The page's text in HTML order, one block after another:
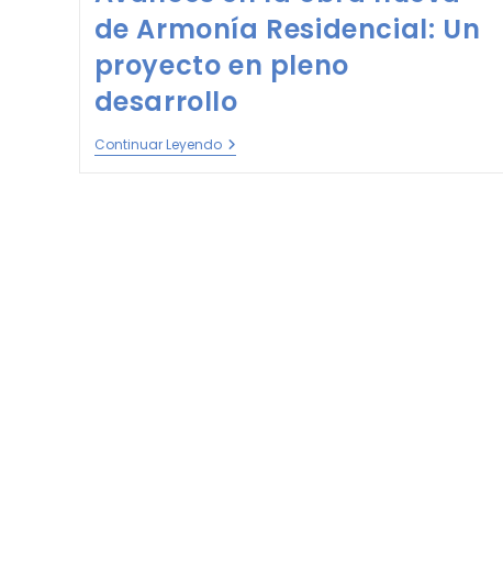
de Armonía Residencial: Un
proyecto en pleno
desarrollo
Continuar Leyendo